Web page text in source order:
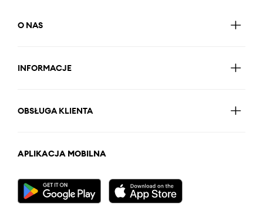
O NAS
INFORMACJE
OBSŁUGA KLIENTA
APLIKACJA MOBILNA